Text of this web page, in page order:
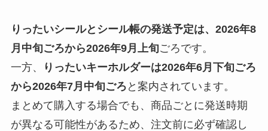
りったいシールとシール帳の発送予定は、2026年8
月中旬ごろから2026年9月上旬ごろです。
一方、
りったいキーホルダーは2026年6月下旬ごろ
から2026年7月中旬ごろ と案内されています。
まとめて購入する場合でも、商品ごとに発送時期
が異なる可能性があるため、注文前に必ず確認し